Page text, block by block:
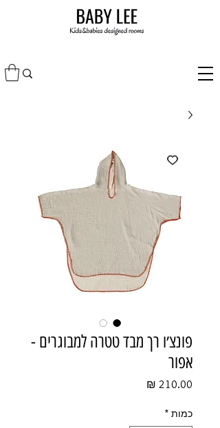
פונצ׳ו רך מבד טטרה למבוגרים -
אפור
כמות *